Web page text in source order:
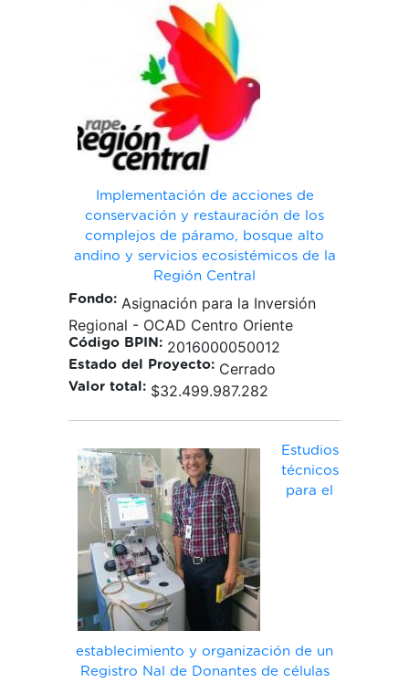
Implementación de acciones de
conservación y restauración de los
complejos de páramo, bosque alto
andino y servicios ecosistémicos de la
Región Central
Fondo: Asignación para la Inversión
Regional - OCAD Centro Oriente
Código BPIN: 2016000050012
Estado del Proyecto: Cerrado
Valor total: $32.499.987.282
Estudios
técnicos
para el
establecimiento y organización de un
Registro Nal de Donantes de células